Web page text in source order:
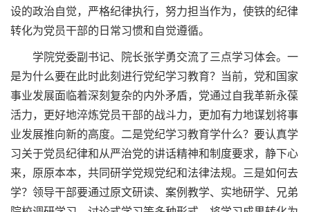
设的政治自觉，严格纪律执行，努力担当作为，使铁的纪律
转化为党员干部的日常习惯和自觉遵循。
学院党委副书记、院长张学勇交流了三点学习体会。一
是为什么要在此时此刻进行党纪学习教育？当前，党和国家
事业发展面临着深刻复杂的内外矛盾，党通过自我革新永葆
活力，更好地淬炼党员干部的战斗力，更加有力地谋划将事
业发展推向新的高度。二是党纪学习教育学什么？要认真学
习关于党员纪律和从严治党的讲话精神和制度要求，静下心
来，原原本本，共同研学党规党纪和法律法规。三是如何去
学？领导干部要通过原文研读、案例教学、实地研学、兄弟